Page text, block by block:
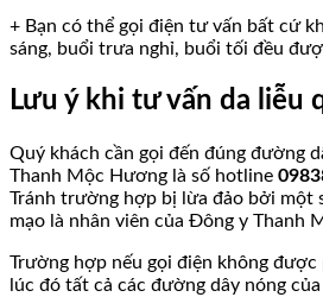
+ Bạn có thể gọi điện tư vấn bất cứ
sáng, buổi trưa nghỉ, buổi tối đều
Lưu ý khi tư vấn da liễu
Quý khách cần gọi đến đúng đường
Thanh Mộc Hương là số hotline
Tránh trường hợp bị lừa đảo bởi một
mạo là nhân viên của Đông y Thanh
Trường hợp nếu gọi điện không
lúc đó tất cả các đường dây nóng